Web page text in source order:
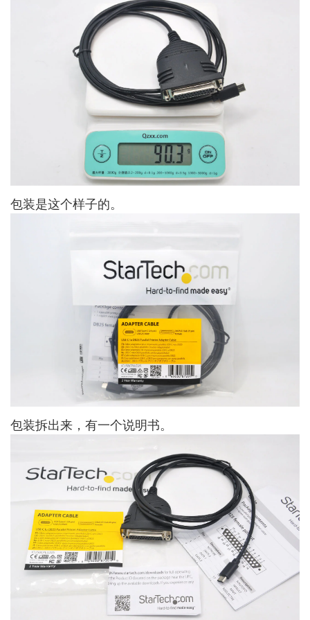
包装是这个样子的。
包装拆出来，有一个说明书。